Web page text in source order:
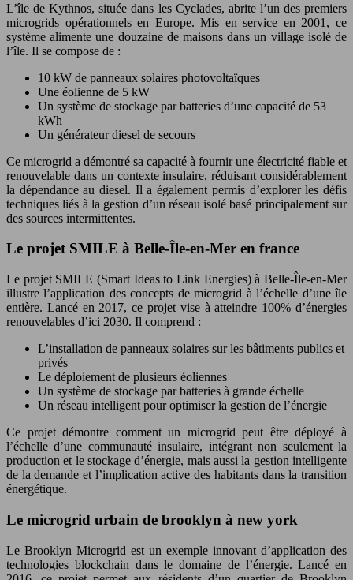
L’île de Kythnos, située dans les Cyclades, abrite l’un des premiers
microgrids opérationnels en Europe. Mis en service en 2001, ce
système alimente une douzaine de maisons dans un village isolé de
l’île. Il se compose de :
10 kW de panneaux solaires photovoltaïques
Une éolienne de 5 kW
Un système de stockage par batteries d’une capacité de 53
kWh
Un générateur diesel de secours
Ce microgrid a démontré sa capacité à fournir une électricité fiable et
renouvelable dans un contexte insulaire, réduisant considérablement
la dépendance au diesel. Il a également permis d’explorer les défis
techniques liés à la gestion d’un réseau isolé basé principalement sur
des sources intermittentes.
Le projet SMILE à Belle-Île-en-Mer en france
Le projet SMILE (Smart Ideas to Link Energies) à Belle-Île-en-Mer
illustre l’application des concepts de microgrid à l’échelle d’une île
entière. Lancé en 2017, ce projet vise à atteindre 100% d’énergies
renouvelables d’ici 2030. Il comprend :
L’installation de panneaux solaires sur les bâtiments publics et
privés
Le déploiement de plusieurs éoliennes
Un système de stockage par batteries à grande échelle
Un réseau intelligent pour optimiser la gestion de l’énergie
Ce projet démontre comment un microgrid peut être déployé à
l’échelle d’une communauté insulaire, intégrant non seulement la
production et le stockage d’énergie, mais aussi la gestion intelligente
de la demande et l’implication active des habitants dans la transition
énergétique.
Le microgrid urbain de brooklyn à new york
Le Brooklyn Microgrid est un exemple innovant d’application des
technologies blockchain dans le domaine de l’énergie. Lancé en